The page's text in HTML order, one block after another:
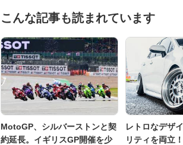
こんな記事も読まれています
MotoGP、シルバーストンと契
約延長。イギリスGP開催を少
レトロなデザ
リティを両立